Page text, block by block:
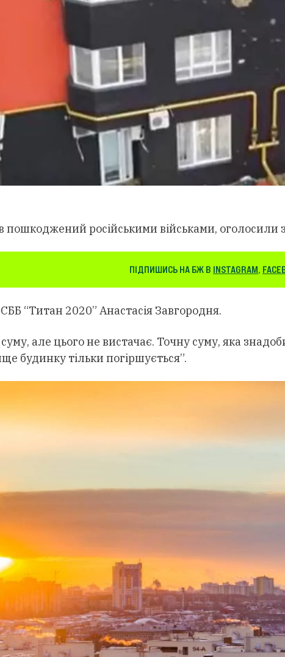
російськими військами, оголосили
ПІДПИШИСЬ НА БЖ В INSTAGRAM,
“Титан 2020” Анастасія Завгородня.
але цього не вистачає. Точну суму, яка
будинку тільки погіршується”.